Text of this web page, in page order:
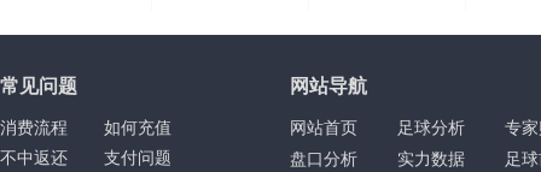
常见问题
消费流程
如何充值
不中返还
支付问题
网站导航
网站首页 足球分析
专
盘口分析
实力数据 足